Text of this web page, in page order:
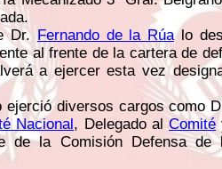
Dr.Fernando de la Rúalo
al frente de la cartera de
a ejercer esta vez
ejerció diversos cargos como
Nacional, Delegado alComité
de la Comisión Defensa